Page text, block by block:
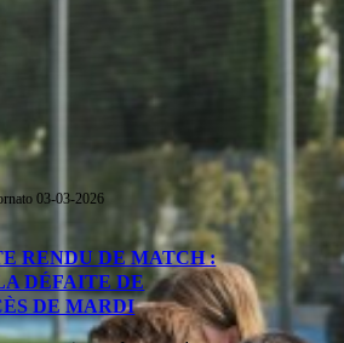
03-03-2026
RENDU DE MATCH :
DÉFAITE DE
DE MARDI